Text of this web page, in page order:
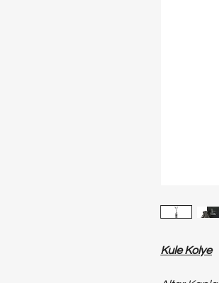
Kule Kolye